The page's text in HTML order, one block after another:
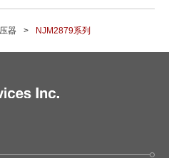
器 NJM2879系列